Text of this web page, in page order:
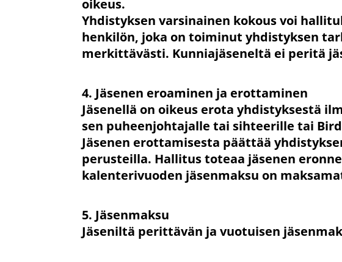
oikeus.
Yhdistyksen varsinainen kokous voi
henkilön, joka on toiminut yhdistyksen
merkittävästi. Kunniajäseneltä ei peritä
4. Jäsenen eroaminen ja erottaminen
Jäsenellä on oikeus erota yhdistyksestä
sen puheenjohtajalle tai sihteerille tai
Jäsenen erottamisesta päättää
perusteilla. Hallitus toteaa jäsenen
kalenterivuoden jäsenmaksu on
5. Jäsenmaksu
Jäseniltä perittävän ja vuotuisen